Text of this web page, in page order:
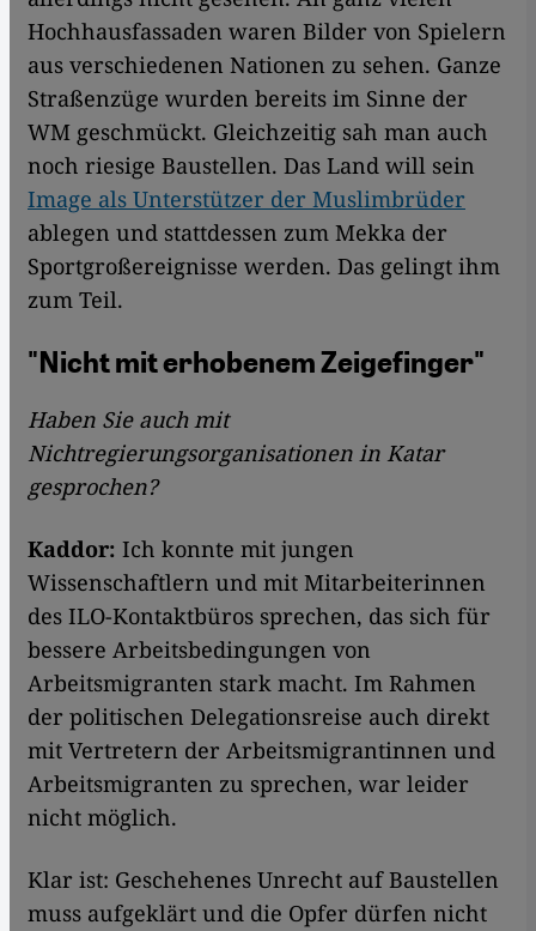
Hochhausfassaden waren Bilder von Spielern
aus verschiedenen Nationen zu sehen. Ganze
Straßenzüge wurden bereits im Sinne der
WM geschmückt. Gleichzeitig sah man auch
noch riesige Baustellen. Das Land will sein
Image als Unterstützer der Muslimbrüder
ablegen und stattdessen zum Mekka der
Sportgroßereignisse werden. Das gelingt ihm
zum Teil.
"Nicht mit erhobenem Zeigefinger"
Haben Sie auch mit
Nichtregierungsorganisationen in Katar
gesprochen?
Kaddor: Ich konnte mit jungen
Wissenschaftlern und mit Mitarbeiterinnen
des ILO-Kontaktbüros sprechen, das sich für
bessere Arbeitsbedingungen von
Arbeitsmigranten stark macht. Im Rahmen
der politischen Delegationsreise auch direkt
mit Vertretern der Arbeitsmigrantinnen und
Arbeitsmigranten zu sprechen, war leider
nicht möglich.
Klar ist: Geschehenes Unrecht auf Baustellen
muss aufgeklärt und die Opfer dürfen nicht